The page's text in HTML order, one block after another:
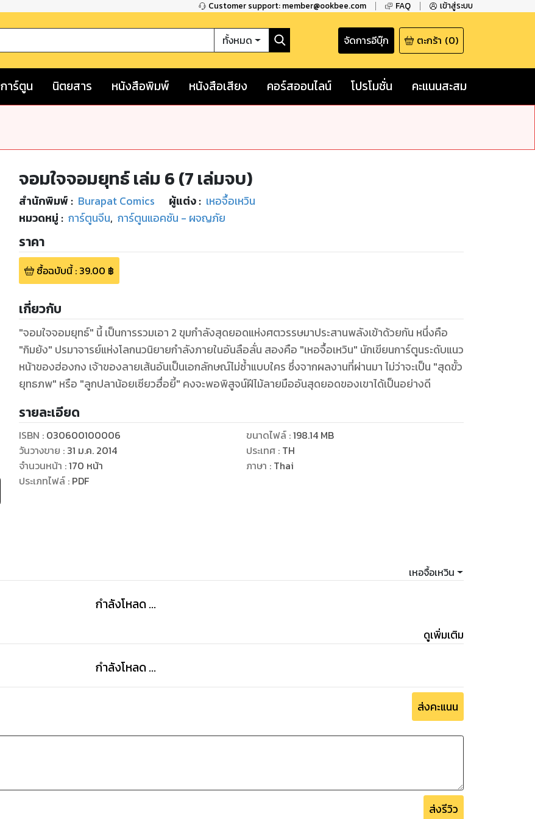
Customer support: member@ookbee.com FAQ เข้าสู่ระบบ
ทั้งหมด จัดการอีบุ๊ก ตะกร้า (0)
การ์ตูน นิตยสาร หนังสือพิมพ์ หนังสือเสียง คอร์สออนไลน์ โปรโมชั่น คะแนนสะสม
จอมใจจอมยุทธ์ เล่ม 6 (7 เล่มจบ)
สำนักพิมพ์ : Burapat Comics ผู้แต่ง : เหอจื้อเหวิน
หมวดหมู่ : การ์ตูนจีน, การ์ตูนแอคชัน - ผจญภัย
ราคา
ซื้อฉบับนี้: 39.00 ฿
เกี่ยวกับ
"จอมใจจอมยุทธ์" นี้ เป็นการรวมเอา 2 ขุมกำลังสุดยอดแห่งศตวรรษมาประสานพลังเข้าด้วยกัน หนึ่งคือ
"กิมย้ง" ปรมาจารย์แห่งโลกนวนิยายกำลังภายในอันลือลั่น สองคือ "เหอจื้อเหวิน" นักเขียนการ์ตูนระดับแนว
หน้าของฮ่องกง เจ้าของลายเส้นอันเป็นเอกลักษณ์ไม่ซ้ำแบบใคร ซึ่งจากผลงานที่ผ่านมา ไม่ว่าจะเป็น "สุดขั้ว
ยุทธภพ" หรือ "ลูกปลาน้อยเซียวฮื่อยี้" คงจะพอพิสูจน์ฝีไม้ลายมืออันสุดยอดของเขาได้เป็นอย่างดี
รายละเอียด
ISBN : 030600100006
วันวางขาย : 31 ม.ค. 2014
จำนวนหน้า :170 หน้า
ประเภทไฟล์: PDF
ขนาดไฟล์:198.14 MB
ประเทศ : TH
ภาษา : Thai
เหอจื้อเหวิน
กำลังโหลด ...
ดูเพิ่มเติม
กำลังโหลด ...
ส่งคะแนน
ส่งรีวิว